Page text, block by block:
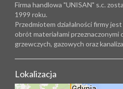
Firma handlowa "UNISAN" s.c.
1999 roku.
Przedmiotem działalności firmy
obrót materiałami przeznaczonymi
grzewczych, gazowych oraz
Lokalizacja